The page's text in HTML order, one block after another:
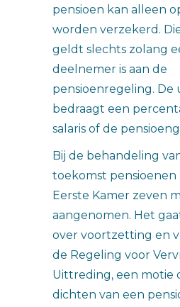
pensioen kan alleen
worden verzekerd.
geldt slechts zolang
deelnemer is aan de
pensioenregeling. De
bedraagt een
salaris of de
Bij de behandeling
toekomst pensioenen
Eerste Kamer zeven
aangenomen. Het
over voortzetting en
de Regeling voor
Uittreding, een motie
dichten van een